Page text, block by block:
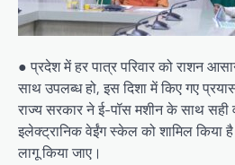
● प्रदेश में हर पात्र परिवार को राशन
साथ उपलब्ध हो, इस दिशा में किए गए
राज्य सरकार ने ई-पॉस मशीन के साथ
इलेक्ट्रानिक वेईंग स्केल को शामिल किया
लागू किया जाए।